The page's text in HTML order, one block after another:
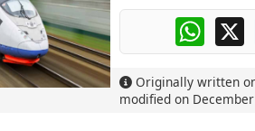
X
Originally written
modified on